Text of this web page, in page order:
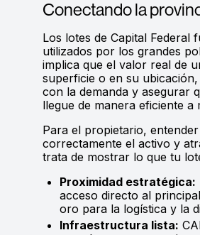
Conectando la
Los lotes de Capital
utilizados por los grandes
implica que el valor real de
superficie o en su
con la demanda y asegurar
llegue de manera eficiente a
Para el propietario,
correctamente el activo y
trata de mostrar lo que tu
Proximidad estratégica:
acceso directo al
oro para la logística y la
Infraestructura lista: